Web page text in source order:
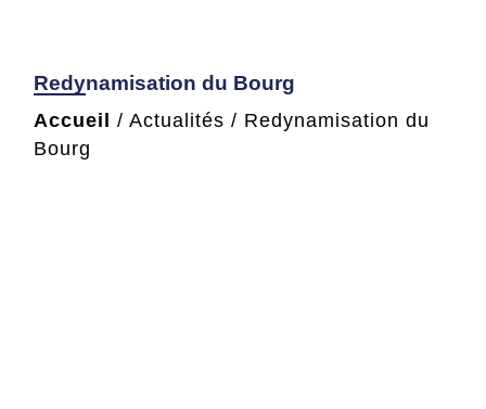
Redynamisation du Bourg
Accueil / Actualités / Redynamisation du
Bourg